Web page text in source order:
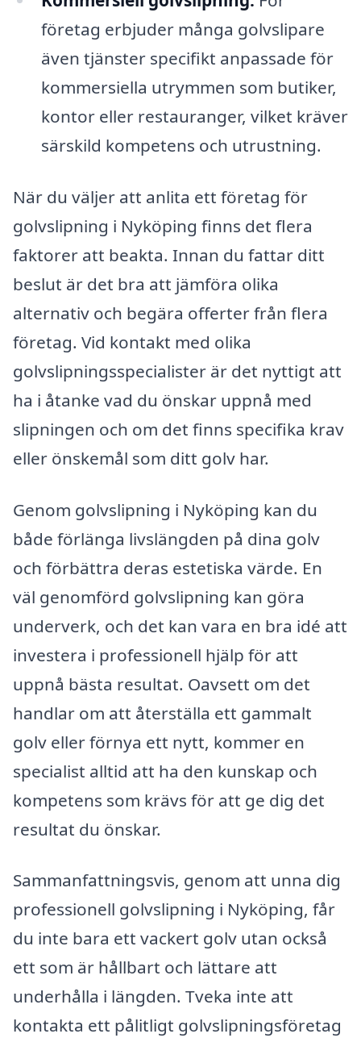
företag erbjuder många golvslipare
även tjänster specifikt anpassade för
kommersiella utrymmen som butiker,
kontor eller restauranger, vilket kräver
särskild kompetens och utrustning.
När du väljer att anlita ett företag för
golvslipning i Nyköping finns det flera
faktorer att beakta. Innan du fattar ditt
beslut är det bra att jämföra olika
alternativ och begära offerter från flera
företag. Vid kontakt med olika
golvslipningsspecialister är det nyttigt att
ha i åtanke vad du önskar uppnå med
slipningen och om det finns specifika krav
eller önskemål som ditt golv har.
Genom golvslipning i Nyköping kan du
både förlänga livslängden på dina golv
och förbättra deras estetiska värde. En
väl genomförd golvslipning kan göra
underverk, och det kan vara en bra idé att
investera i professionell hjälp för att
uppnå bästa resultat. Oavsett om det
handlar om att återställa ett gammalt
golv eller förnya ett nytt, kommer en
specialist alltid att ha den kunskap och
kompetens som krävs för att ge dig det
resultat du önskar.
Sammanfattningsvis, genom att unna dig
professionell golvslipning i Nyköping, får
du inte bara ett vackert golv utan också
ett som är hållbart och lättare att
underhålla i längden. Tveka inte att
kontakta ett pålitligt golvslipningsföretag